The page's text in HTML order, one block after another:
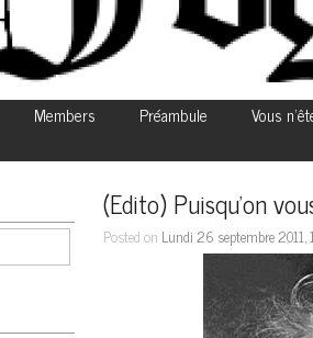
Members Préambule
Vous
(Edito) Puisqu’on
Posted on Lundi 26 septembre